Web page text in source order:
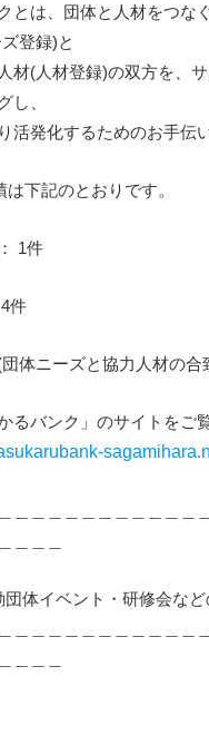
とは、団体と人材をつな
登録)と
材(人材登録)の双方を、
し、
活発化するためのお手伝
は下記のとおりです。
1件
件
体ニーズと協力人材の合
るバンク」のサイトをご
団体イベント・研修会な